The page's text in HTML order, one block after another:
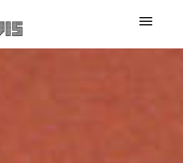
Menú
navegación